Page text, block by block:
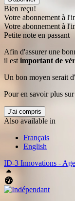
Bien reçu!
Votre abonnement à
Votre abonnement à
Petite note en passant
Afin d'assurer une
il est important de
Un bon moyen serait
Pour en savoir plus
J'ai compris
Also available in
Français
English
ID-3 Innovations -